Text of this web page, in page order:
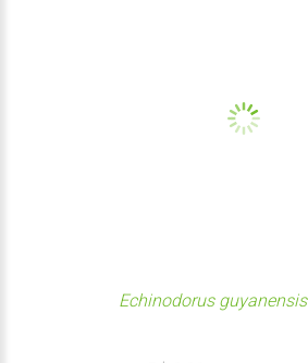
Echinodorus guyanensis